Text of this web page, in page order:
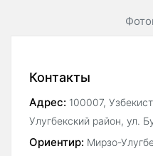
Контакты
Адрес: 100007,
Улугбекский район, ул.
Ориентир: Мирзо-